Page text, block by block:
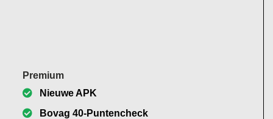
Premium
Nieuwe APK
Bovag 40-Puntencheck